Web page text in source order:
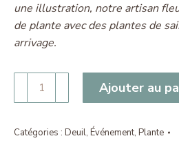
une illustration, notre artisan
de plante avec des plantes de
arrivage.
quantité
de
Ajouter au
Catégories : Deuil, Événement, Plante